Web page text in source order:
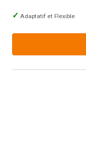
Adaptatif et Flexible